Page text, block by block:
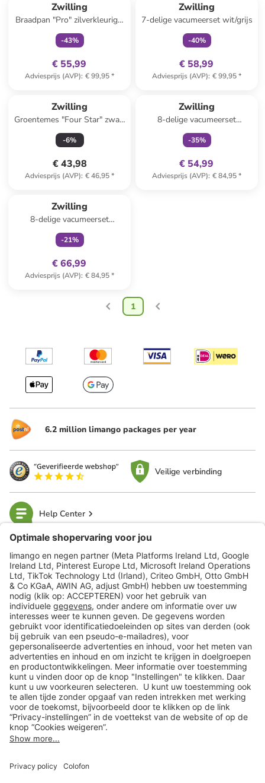
Zwilling
Braadpan "Pro" zilverkleurig -
Ø 24 cm
-43%
€ 55,99
Adviesprijs (AVP): € 99,95*
Zwilling
7-delige vacumeerset wit/grijs
-40%
€ 58,99
Adviesprijs (AVP): € 99,95*
Zwilling
Groentemes "Four Star" zwart
- (L)7 cm
-6%
€ 43,98
Adviesprijs (AVP): € 46,95*
Zwilling
8-delige vacumeerset
wit/blauw/grijs
-35%
€ 54,99
Adviesprijs (AVP): € 84,95*
Zwilling
8-delige vacumeerset
wit/blauw/grijs
-21%
€ 66,99
Adviesprijs (AVP): € 84,95*
1
6.2 million limango packages per year
Veilige verbinding
Help Center
limango
Veilig winkelen
Klantenservice
Shop
Acties